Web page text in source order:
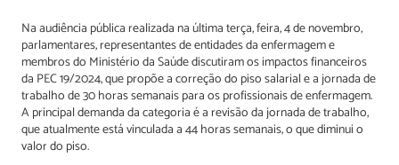
Na audiência pública realizada na última terça, feira, 4 de novembro,
parlamentares, representantes de entidades da enfermagem e
membros do Ministério da Saúde discutiram os impactos financeiros
da PEC 19/2024, que propõe a correção do piso salarial e a jornada de
trabalho de 30 horas semanais para os profissionais de enfermagem.
A principal demanda da categoria é a revisão da jornada de trabalho,
que atualmente está vinculada a 44 horas semanais, o que diminui o
valor do piso.